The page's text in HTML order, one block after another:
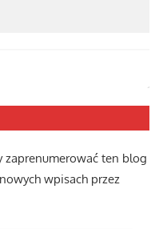
zaprenumerować ten blog
wpisach przez